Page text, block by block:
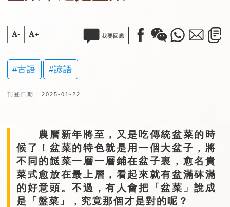
A- A+ 我要回應
古語 諺語
刊登日期 : 2025-01-22
農曆新年將至，又是吃傳統盆菜的時
候了！盆菜的特色就是用一個大盆子，將
不同的餸菜一層一層鋪在盆子裏，愈名貴
菜式愈放在最上層，看起來就有盆滿砵滿
的好意頭。不過，有人會把「盆菜」說成
是「盤菜」，究竟那個才是對的呢？